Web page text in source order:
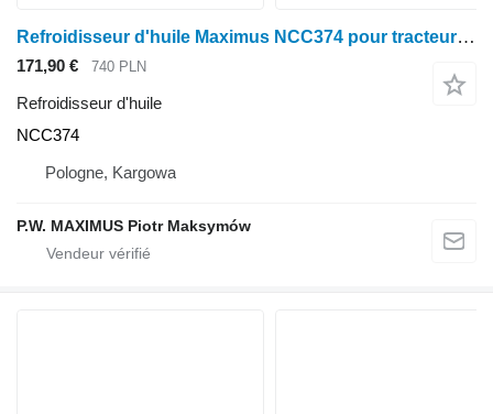
Refroidisseur d'huile Maximus NCC374 pour tracteur à roues SAME EXPLORER
171,90 € 740 PLN
Refroidisseur d'huile
NCC374
Pologne, Kargowa
P.W. MAXIMUS Piotr Maksymów